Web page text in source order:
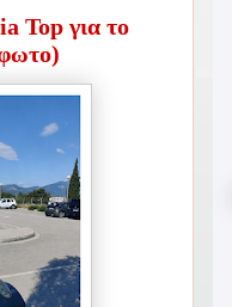
Top για το